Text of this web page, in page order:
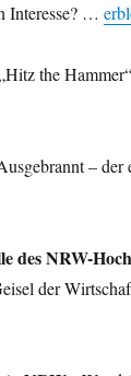
Interesse? …
the
– der
des NRW-
der